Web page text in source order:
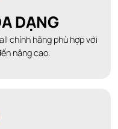
DẠNG
chính hãng phù hợp với
nâng cao.